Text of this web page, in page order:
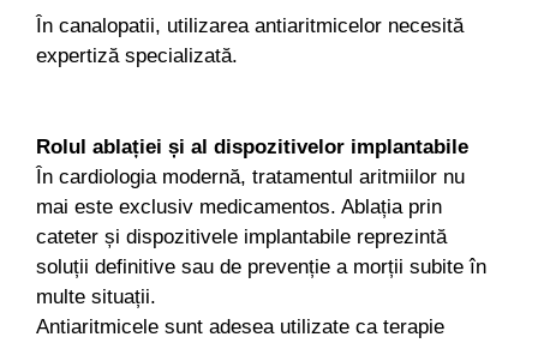
În canalopatii, utilizarea antiaritmicelor necesită
expertiză specializată.
Rolul ablației și al dispozitivelor implantabile
În cardiologia modernă, tratamentul aritmiilor nu
mai este exclusiv medicamentos. Ablația prin
cateter și dispozitivele implantabile reprezintă
soluții definitive sau de prevenție a morții subite în
multe situații.
Antiaritmicele sunt adesea utilizate ca terapie